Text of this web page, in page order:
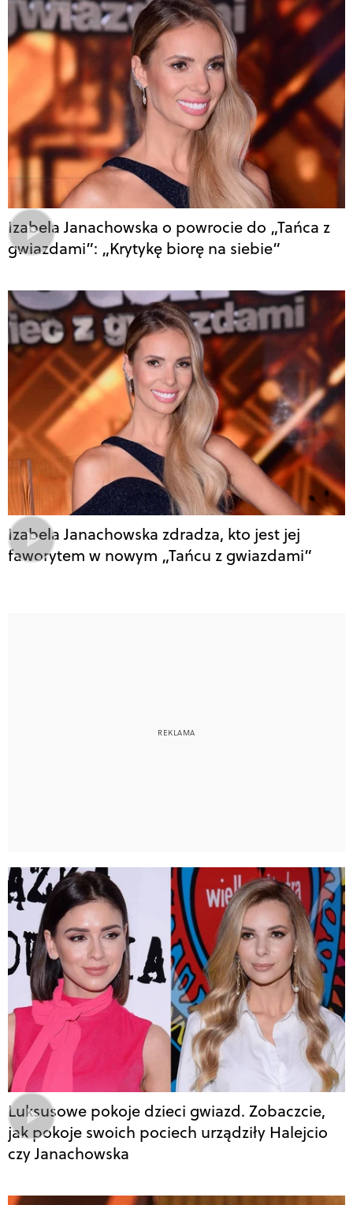
Izabela Janachowska o powrocie do „Tańca z
gwiazdami”: „Krytykę biorę na siebie”
Izabela Janachowska zdradza, kto jest jej
faworytem w nowym „Tańcu z gwiazdami”
Luksusowe pokoje dzieci gwiazd. Zobaczcie,
jak pokoje swoich pociech urządziły Halejcio
czy Janachowska